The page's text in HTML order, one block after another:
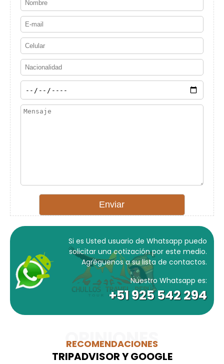
Si es Usted usuario de Whatsapp puedo
solicitar una cotización por este medio.
Agréguenos a su lista de contactos.
Nuestro Whatsapp es:
+51 925 542 294
OPINIONES
RECOMENDACIONES
TRIPADVISOR Y GOOGLE